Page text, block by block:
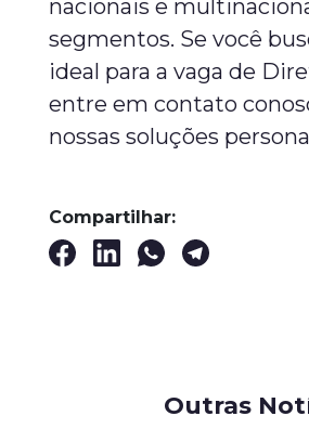
nacionais e
segmentos. Se você
ideal para a vaga de
entre em contato
nossas soluções
Compartilhar:
Outras